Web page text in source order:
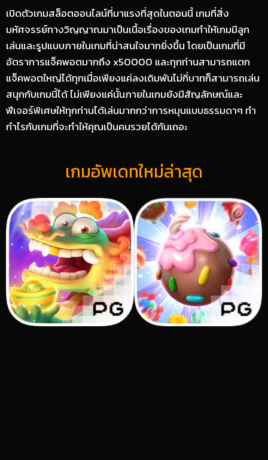
เปิดตัวเกมสล็อตออนไลน์ที่มาแรงที่สุดในตอนนี้ เกมที่สิ่ง
มหัศจรรย์ทางวิญญาณมาเป็นเนื้อเรื่องของเกมทำให้เกมมีลูก
เล่นและรูปแบบภายในเกมที่น่าสนใจมากยิ่งขึ้น โดยเป็นเกมที่มี
อัตราการแจ็คพอตมากถึง x50000 และทุกท่านสามารถแตก
แจ็คพอตใหญ่ได้ทุกเมื่อเพียงแค่ลงเดิมพันไม่กี่บาทก็สามารถเล่น
สนุกกับเกมนี้ได้ ไม่เพียงแค่นั้นภายในเกมยังมีสัญลักษณ์และ
ฟีเจอร์พิเศษให้ทุกท่านได้เล่นมากกว่าการหมุนแบบธรรมดาๆ ทำ
กำไรกับเกมที่จะทำให้คุณเป็นคนรวยได้กันเถอะ
เกมอัพเดทใหม่ล่าสุด